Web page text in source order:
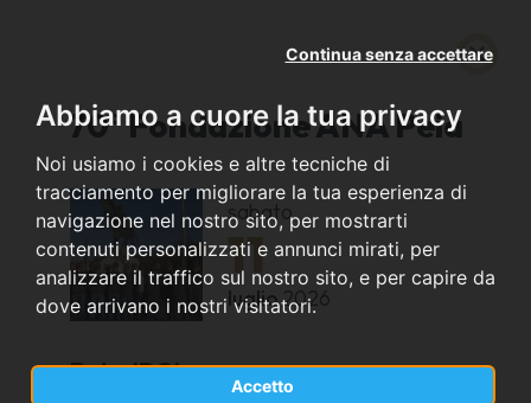
Abbiamo a cuore la tua privacy
Noi usiamo i cookies e altre tecniche di
tracciamento per migliorare la tua esperienza di
navigazione nel nostro sito, per mostrarti
contenuti personalizzati e annunci mirati, per
analizzare il traffico sul nostro sito, e per capire da
dove arrivano i nostri visitatori.
Accetto
Continua senza accettare
70° Fondazione ANA Peia
sabato
11
luglio2026
Peia (BG)